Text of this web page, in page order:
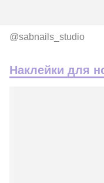
@sabnails_studio
Наклейки для